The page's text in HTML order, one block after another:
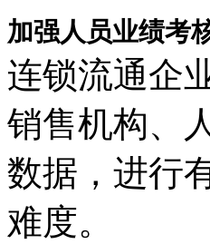
加强人员业绩考
连锁流通企
销售机构、
数据，进行
难度。